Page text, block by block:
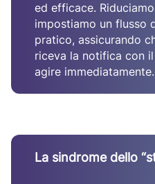
ed efficace.
impostiamo un flusso
pratico, assicurando
riceva la notifica con
agire immediatamente.
La sindrome dello